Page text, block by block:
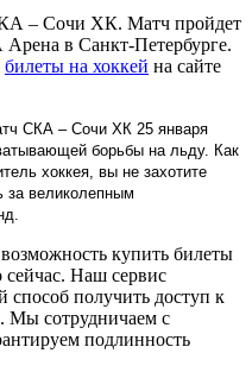
– Сочи ХК. Матч пройдет
в Санкт-Петербурге.
билеты на хоккей на сайте
СКА – Сочи ХК 25 января
борьбы на льду. Как
хоккея, вы не захотите
за великолепным
купить билеты
Наш сервис
способ получить доступ к
Мы сотрудничаем с
подлинность